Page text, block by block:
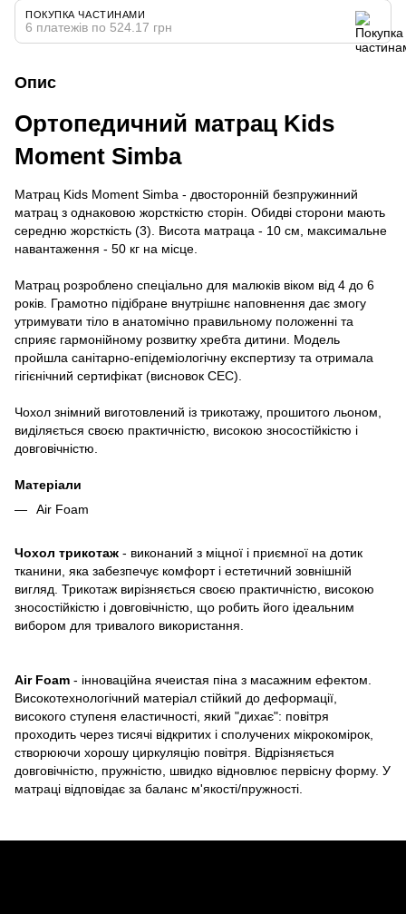
ПОКУПКА ЧАСТИНАМИ
6 платежів по 524.17 грн
Опис
Ортопедичний матрац Kids
Moment Simba
Матрац Kids Moment Simba - двосторонній безпружинний
матрац з однаковою жорсткістю сторін. Обидві сторони мають
середню жорсткість (3). Висота матраца - 10 см, максимальне
навантаження - 50 кг на місце.
Матрац розроблено спеціально для малюків віком від 4 до 6
років. Грамотно підібране внутрішнє наповнення дає змогу
утримувати тіло в анатомічно правильному положенні та
сприяє гармонійному розвитку хребта дитини. Модель
пройшла санітарно-епідеміологічну експертизу та отримала
гігієнічний сертифікат (висновок СЕС).
Чохол знімний виготовлений із трикотажу, прошитого льоном,
виділяється своєю практичністю, високою зносостійкістю і
довговічністю.
Матеріали
Air Foam
Чохол трикотаж - виконаний з міцної і приємної на дотик
тканини, яка забезпечує комфорт і естетичний зовнішній
вигляд. Трикотаж вирізняється своєю практичністю, високою
зносостійкістю і довговічністю, що робить його ідеальним
вибором для тривалого використання.
Air Foam - інноваційна ячеистая піна з масажним ефектом.
Високотехнологічний матеріал стійкий до деформації,
високого ступеня еластичності, який "дихає": повітря
проходить через тисячі відкритих і сполучених мікрокомірок,
створюючи хорошу циркуляцію повітря. Відрізняється
довговічністю, пружністю, швидко відновлює первісну форму. У
матраці відповідає за баланс м'якості/пружності.